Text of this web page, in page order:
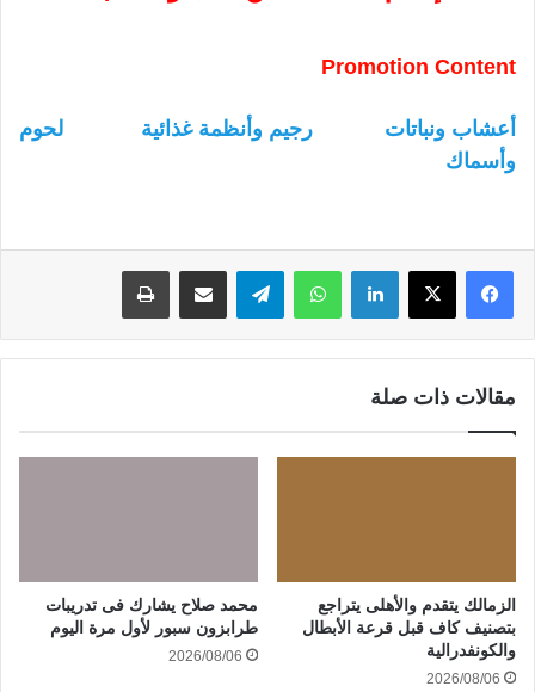
Promotion Content
أعشاب ونباتات رجيم وأنظمة غذائية
لحوم
وأسماك
لينكدإن واتساب
مقالات ذات صلة
الزمالك يتقدم والأهلى يتراجع
بتصنيف كاف قبل قرعة الأبطال
والكونفدرالية
2026/08/06
محمد صلاح يشارك فى تدريبات
طرابزون سبور لأول مرة اليوم
2026/08/06